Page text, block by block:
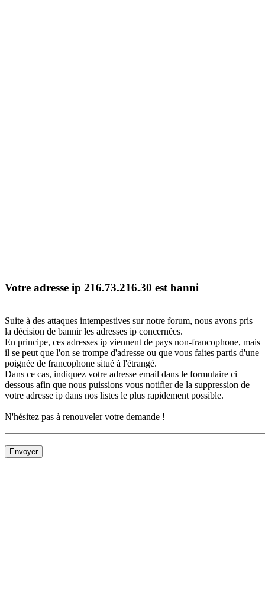
Votre adresse ip 216.73.216.30 est banni
Suite à des attaques intempestives sur notre forum, nous avons pris
la décision de bannir les adresses ip concernées.
En principe, ces adresses ip viennent de pays non-francophone, mais
il se peut que l'on se trompe d'adresse ou que vous faites partis d'une
poignée de francophone situé à l'étrangé.
Dans ce cas, indiquez votre adresse email dans le formulaire ci
dessous afin que nous puissions vous notifier de la suppression de
votre adresse ip dans nos listes le plus rapidement possible.
N'hésitez pas à renouveler votre demande !